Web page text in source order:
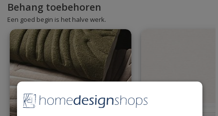
Behang toebehoren
Een goed begin is het halve werk.